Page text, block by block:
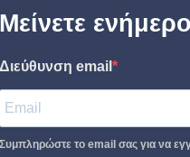
Μείνετε
Διεύθυνση email
Συμπληρώστε το email σας για να